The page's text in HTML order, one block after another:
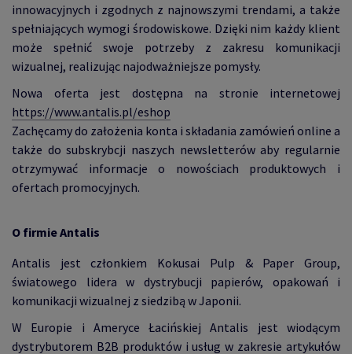
innowacyjnych i zgodnych z najnowszymi trendami, a także
spełniających wymogi środowiskowe. Dzięki nim każdy klient
może spełnić swoje potrzeby z zakresu komunikacji
wizualnej, realizując najodważniejsze pomysły.
Nowa oferta jest dostępna na stronie internetowej
https://www.antalis.pl/eshop
Zachęcamy do założenia konta i składania zamówień online a
także do subskrybcji naszych newsletterów aby regularnie
otrzymywać informacje o nowościach produktowych i
ofertach promocyjnych.
O firmie Antalis
Antalis jest członkiem Kokusai Pulp & Paper Group,
światowego lidera w dystrybucji papierów, opakowań i
komunikacji wizualnej z siedzibą w Japonii.
W Europie i Ameryce Łacińskiej Antalis jest wiodącym
dystrybutorem B2B produktów i usług w zakresie artykułów